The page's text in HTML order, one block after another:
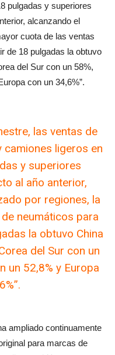
pulgadas y superiores
alcanzando el
cuota de las ventas
de 18 pulgadas la obtuvo
del Sur con un 58%,
con un 34,6%”.
las ventas de
ligeros en
y superiores
al año anterior,
por regiones, la
neumáticos para
la obtuvo China
del Sur con un
un 52,8% y Europa
ampliado continuamente
para marcas de